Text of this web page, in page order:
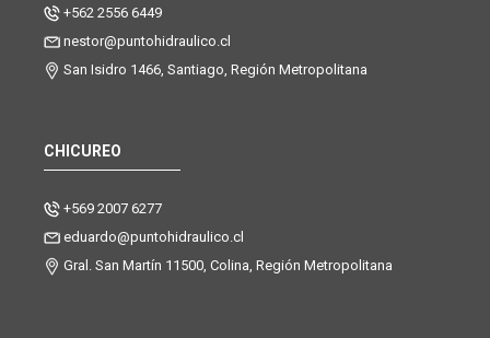
+562 2556 6449
nestor@puntohidraulico.cl
San Isidro 1466, Santiago, Región Metropolitana
CHICUREO
+569 2007 6277
eduardo@puntohidraulico.cl
Gral. San Martín 11500, Colina, Región Metropolitana